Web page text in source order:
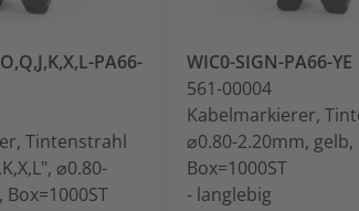
PA66-
Tintenstrahl
⌀0.80-
WIC0-SIGN-PA66-YE
561-00004
Kabelmarkierer,
⌀0.80-2.20mm, gelb,
Box=1000ST
- langlebig